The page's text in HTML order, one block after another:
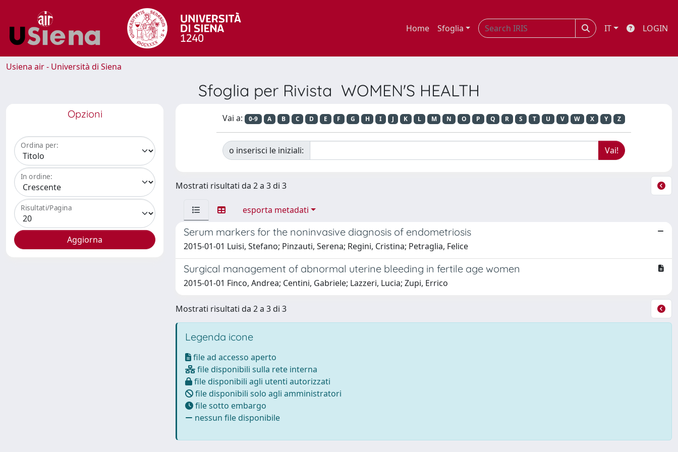
Home Sfoglia IT LOGIN
Usiena air - Università di Siena
Sfoglia per Rivista WOMEN'S HEALTH
Opzioni
Ordina per:
In ordine:
Risultati/Pagina
Vai a: 0-9 A B C D E F G H I J K L M N O P Q R S T U V W X Y Z
o inserisci le iniziali:
Mostrati risultati da 2 a 3 di 3
esporta metadati
Serum markers for the noninvasive diagnosis of endometriosis
2015-01-01 Luisi, Stefano; Pinzauti, Serena; Regini, Cristina; Petraglia, Felice
Surgical management of abnormal uterine bleeding in fertile age women
2015-01-01 Finco, Andrea; Centini, Gabriele; Lazzeri, Lucia; Zupi, Errico
Mostrati risultati da 2 a 3 di 3
Legenda icone
file ad accesso aperto
file disponibili sulla rete interna
file disponibili agli utenti autorizzati
file disponibili solo agli amministratori
file sotto embargo
nessun file disponibile